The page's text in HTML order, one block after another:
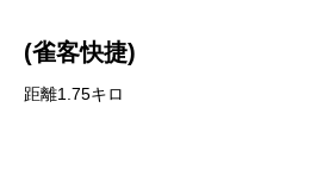
(雀客快捷)
距離1.75キロ